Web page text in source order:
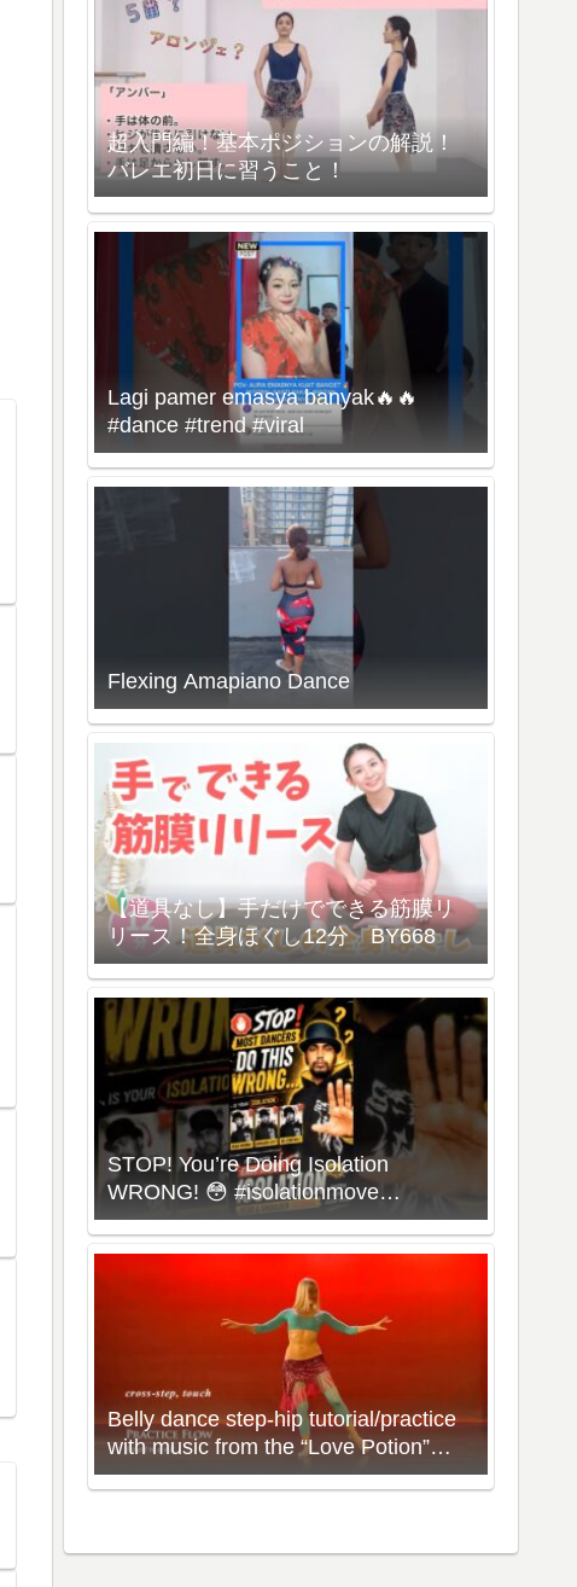
超入門編！基本ポジションの解説！
バレエ初日に習うこと！
Lagi pamer emasya banyak🔥🔥
#dance #trend #viral
Flexing Amapiano Dance
【道具なし】手だけでできる筋膜リ
リース！全身ほぐし12分 BY668
STOP! You’re Doing Isolation
WRONG! 😳 #isolationmove
#animationdance #poppingdance
Belly dance step-hip tutorial/practice
with music from the “Love Potion”
Workout with Neon